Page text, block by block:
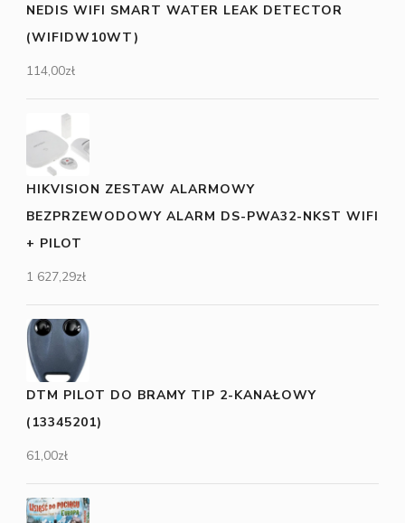
NEDIS WIFI SMART WATER LEAK DETECTOR
(WIFIDW10WT)
114,00zł
HIKVISION ZESTAW ALARMOWY
BEZPRZEWODOWY ALARM DS-PWA32-NKST WIFI
+ PILOT
1 627,29zł
DTM PILOT DO BRAMY TIP 2-KANAŁOWY
(13345201)
61,00zł